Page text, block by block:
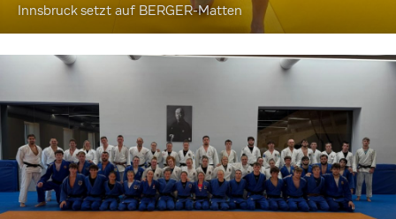
Innsbruck setzt auf BERGER-Matten